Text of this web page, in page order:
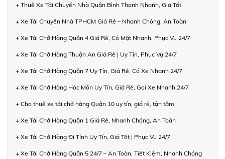
+ Thuê Xe Tải Chuyển Nhà Quận Bình Thạnh Nhanh, Giá Tốt
+ Xe Tải Chuyển Nhà TPHCM Giá Rẻ – Nhanh Chóng, An Toàn
+ Xe Tải Chở Hàng Quận 4 Giá Rẻ, Có Mặt Nhanh, Phục Vụ 24/7
+ Xe Tải Chở Hàng Thuận An Giá Rẻ | Uy Tín, Phục Vụ 24/7
+ Xe Tải Chở Hàng Quận 7 Uy Tín, Giá Rẻ, Có Xe Nhanh 24/7
+ Xe Tải Chở Hàng Hóc Môn Uy Tín, Giá Rẻ, Gọi Xe Nhanh 24/7
+ Cho thuê xe tải chở hàng Quận 10 uy tín, giá rẻ, tận tâm
+ Xe Tải Chở Hàng Quận 1 Giá Rẻ, Nhanh Chóng, An Toàn
+ Xe Tải Chở Hàng Đi Tỉnh Uy Tín, Giá Tốt | Phục Vụ 24/7
+ Xe Tải Chở Hàng Quận 5 24/7 – An Toàn, Tiết Kiệm, Nhanh Chóng